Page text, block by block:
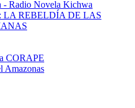
- Radio Novela Kichwa
LA REBELDÍA DE LAS
CORAPE
Amazonas